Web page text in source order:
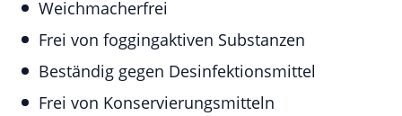
Weichmacherfrei
Frei von foggingaktiven Substanzen
Beständig gegen Desinfektionsmittel
Frei von Konservierungsmitteln